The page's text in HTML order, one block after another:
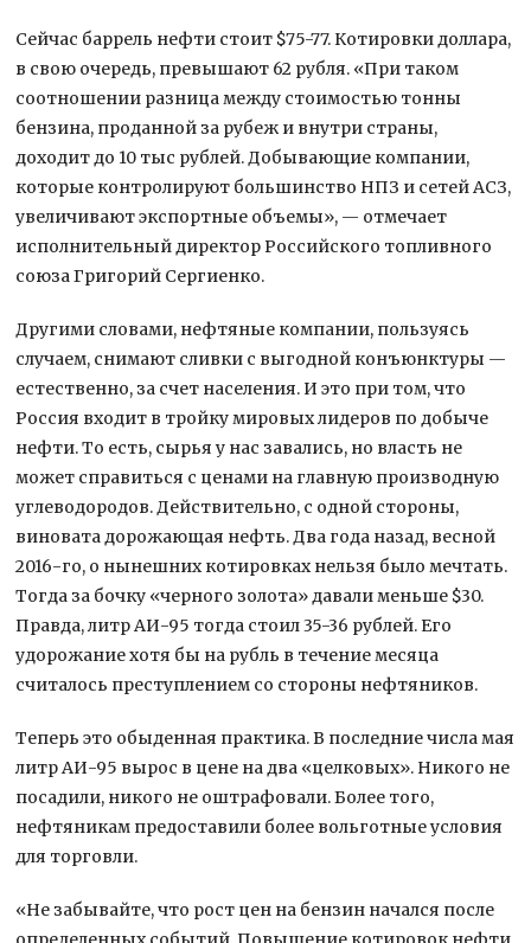
Сейчас баррель нефти стоит $75-77. Котировки доллара,
в свою очередь, превышают 62 рубля. «При таком
соотношении разница между стоимостью тонны
бензина, проданной за рубеж и внутри страны,
доходит до 10 тыс рублей. Добывающие компании,
которые контролируют большинство НПЗ и сетей АСЗ,
увеличивают экспортные объемы», — отмечает
исполнительный директор Российского топливного
союза Григорий Сергиенко.
Другими словами, нефтяные компании, пользуясь
случаем, снимают сливки с выгодной конъюнктуры —
естественно, за счет населения. И это при том, что
Россия входит в тройку мировых лидеров по добыче
нефти. То есть, сырья у нас завались, но власть не
может справиться с ценами на главную производную
углеводородов. Действительно, с одной стороны,
виновата дорожающая нефть. Два года назад, весной
2016-го, о нынешних котировках нельзя было мечтать.
Тогда за бочку «черного золота» давали меньше $30.
Правда, литр АИ-95 тогда стоил 35-36 рублей. Его
удорожание хотя бы на рубль в течение месяца
считалось преступлением со стороны нефтяников.
Теперь это обыденная практика. В последние числа мая
литр АИ-95 вырос в цене на два «целковых». Никого не
посадили, никого не оштрафовали. Более того,
нефтяникам предоставили более вольготные условия
для торговли.
«Не забывайте, что рост цен на бензин начался после